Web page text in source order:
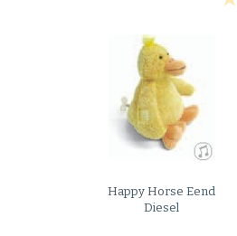
Happy Horse Eend
Diesel